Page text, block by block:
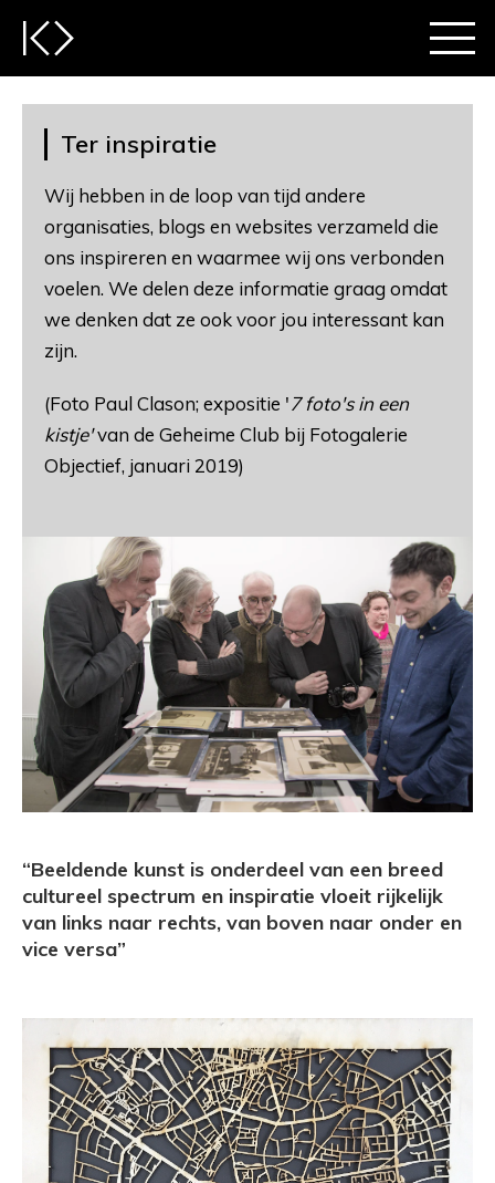
Ter inspiratie
Wij hebben in de loop van tijd andere
organisaties, blogs en websites verzameld die
ons inspireren en waarmee wij ons verbonden
voelen. We delen deze informatie graag omdat
we denken dat ze ook voor jou interessant kan
zijn.
(Foto Paul Clason; expositie '7 foto's in een
kistje'van de Geheime Club bij Fotogalerie
Objectief, januari 2019)
“Beeldende kunst is onderdeel van een breed
cultureel spectrum en inspiratie vloeit rijkelijk
van links naar rechts, van boven naar onder en
vice versa”